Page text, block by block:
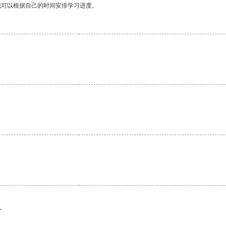
以根据自己的时间安排学习进度。